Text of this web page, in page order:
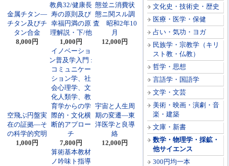
文化史・技術史・歴史
医療・医学・保健
占い・気功・ヨガ
民族学・宗教学（キリ
スト教・仏教）
哲学・思想
言語学・国語学
文学・文芸
美術・映画・演劇・音
楽・建築
文庫・新書
数学・物理学・採鉱・
他サイエンス
300円均一本
金属チタン―
チタン及びチ
タン合金
8,000円
教典32/健康長
寿の原則及び
幸福円満の原
理解説・下/他
1,000円
態並ニ消費状
態ニ関スル調
査 昭和2年10
月
12,000円
空飛ぶ円盤実
在の証拠―そ
の科学的究明
1,000円
イノベーショ
ン普及学入門 :
コミュニケー
ション学、社
会心理学、文
化人類学、教
育学からの学
際的・文化横
断的アプロー
チ
7,800円
宇宙と人生周
期の変遷―東
洋医学と良導
絡
12,000円
算術基本教材
ノ吟味ト指導